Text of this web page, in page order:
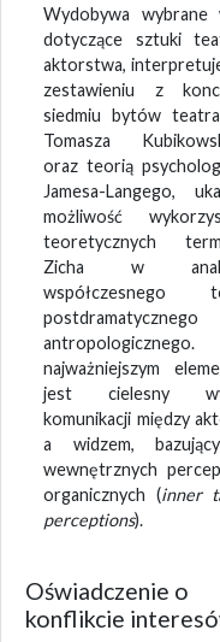
Wydobywa wybrane
dotyczące sztuki
aktorstwa,
zestawieniu z
siedmiu bytów
Tomasza
oraz teorią
Jamesa-Langego,
możliwość
teoretycznych
Zicha w
współczesnego
najważniejszym
jest cielesny
komunikacji między
a widzem,
wewnętrznych
organicznych (inner
perceptions).
Oświadczenie o
konflikcie